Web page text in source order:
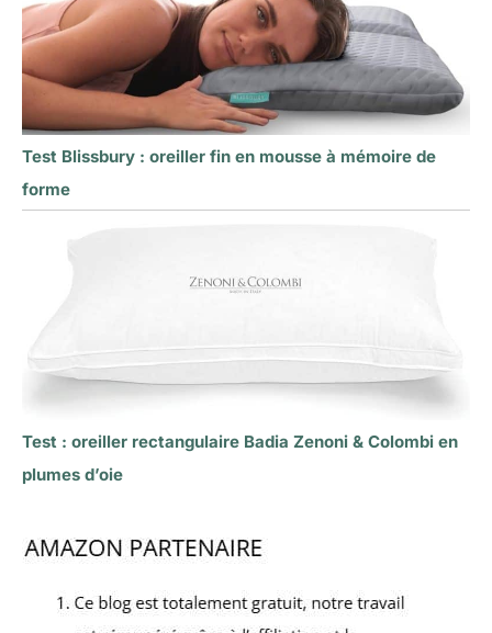
Test Blissbury : oreiller fin en mousse à mémoire de
forme
Test : oreiller rectangulaire Badia Zenoni & Colombi en
plumes d’oie